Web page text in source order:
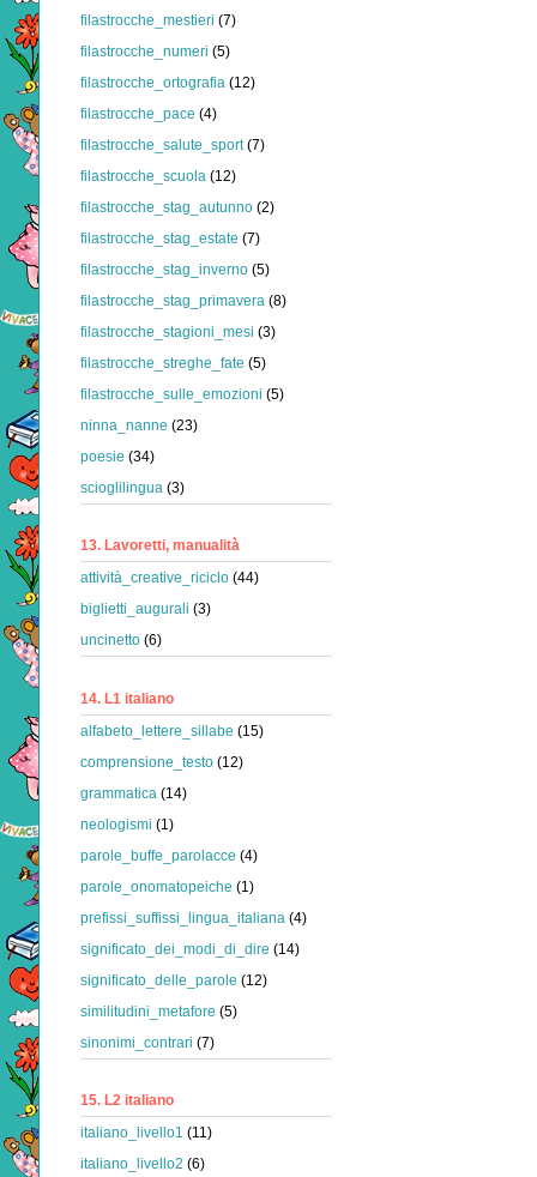
filastrocche_mestieri (7)
filastrocche_numeri (5)
filastrocche_ortografia (12)
filastrocche_pace (4)
filastrocche_salute_sport (7)
filastrocche_scuola (12)
filastrocche_stag_autunno (2)
filastrocche_stag_estate (7)
filastrocche_stag_inverno (5)
filastrocche_stag_primavera (8)
filastrocche_stagioni_mesi (3)
filastrocche_streghe_fate (5)
filastrocche_sulle_emozioni (5)
ninna_nanne (23)
poesie (34)
scioglilingua (3)
13. Lavoretti, manualità
attività_creative_riciclo (44)
biglietti_augurali (3)
uncinetto (6)
14. L1 italiano
alfabeto_lettere_sillabe (15)
comprensione_testo (12)
grammatica (14)
neologismi (1)
parole_buffe_parolacce (4)
parole_onomatopeiche (1)
prefissi_suffissi_lingua_italiana (4)
significato_dei_modi_di_dire (14)
significato_delle_parole (12)
similitudini_metafore (5)
sinonimi_contrari (7)
15. L2 italiano
italiano_livello1 (11)
italiano_livello2 (6)